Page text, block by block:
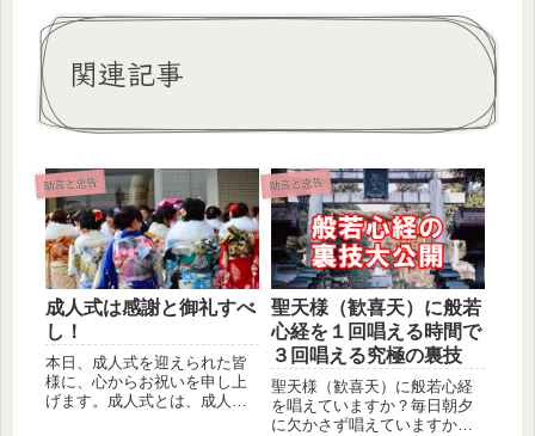
関連記事
助言と忠告
成人式は感謝と御礼すべ
し！
本日、成人式を迎えられた皆
様に、心からお祝いを申し上
げます。成人式とは、成人し
助言と忠告
聖天様（歓喜天）に般若
心経を１回唱える時間で
３回唱える究極の裏技
聖天様（歓喜天）に般若心経
を唱えていますか？毎日朝夕
に欠かさず唱えていますか？